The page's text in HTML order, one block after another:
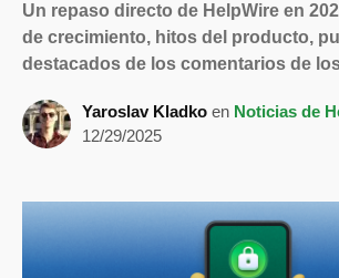
Un repaso directo de HelpWire en
de crecimiento, hitos del producto,
destacados de los comentarios de
Yaroslav Kladko en Noticias de
12/29/2025